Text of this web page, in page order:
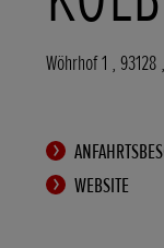
Wöhrhof 1 , 93128 ,
WEBSITE